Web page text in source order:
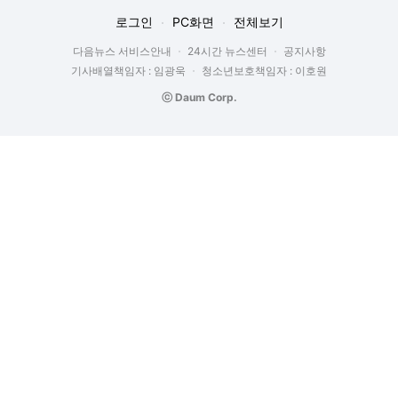
로그인 PC화면 전체보기
다음뉴스 서비스안내 24시간 뉴스센터
공지사항
기사배열책임자 : 임광욱
청소년보호책임자 : 이호원
ⓒ Daum Corp.